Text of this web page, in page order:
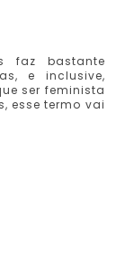
faz bastante
e inclusive,
ser feminista
esse termo vai